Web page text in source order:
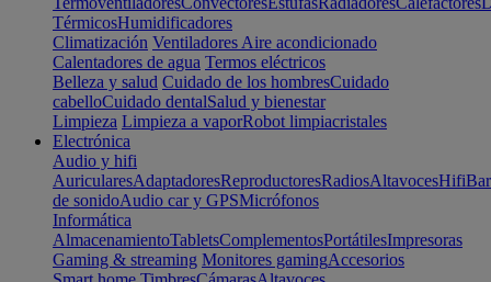
TérmicosHumidificadores
Climatización Ventiladores Aire acondicionado
Calentadores de agua Termos eléctricos
Belleza y salud Cuidado de los hombresCuidado
cabelloCuidado dentalSalud y bienestar
Limpieza Limpieza a vaporRobot limpiacristales
Electrónica
Audio y hifi
AuricularesAdaptadoresReproductoresRadiosAltavocesHifi
de sonidoAudio car y GPSMicrófonos
Informática
AlmacenamientoTabletsComplementosPortátilesImpresoras
Gaming & streaming Monitores gamingAccesorios